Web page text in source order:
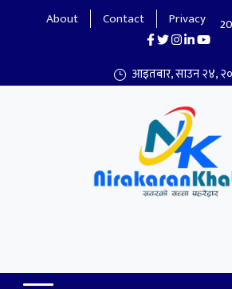
About Contact Privacy
आइतबार, साउन २४,